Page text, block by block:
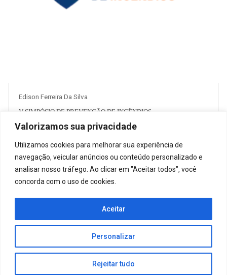
Valorizamos sua privacidade
Utilizamos cookies para melhorar sua experiência de
navegação, veicular anúncios ou conteúdo personalizado e
analisar nosso tráfego. Ao clicar em "Aceitar todos", você
concorda com o uso de cookies.
Personalizar
Rejeitar tudo
Aceitar
Edison Ferreira Da Silva
V SIMPÓSIO DE PREVENÇÃO DE INCÊNDIOS
1 R$ 125.00
2026 – Todos os direitos reservados | desenvolvimento
Criative Web |ADM